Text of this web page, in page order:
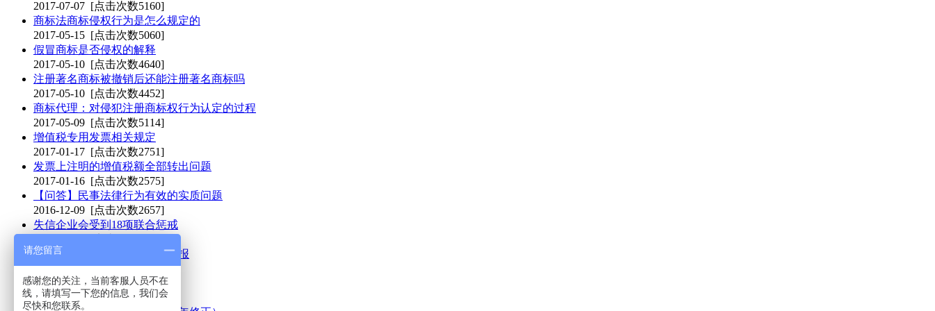
2017-07-07 [点击次数5160]
商标法商标侵权行为是怎么规定的
2017-05-15 [点击次数5060]
假冒商标是否侵权的解释
2017-05-10 [点击次数4640]
注册著名商标被撤销后还能注册著名商标吗
2017-05-10 [点击次数4452]
商标代理：对侵犯注册商标权行为认定的过程
2017-05-09 [点击次数5114]
增值税专用发票相关规定
2017-01-17 [点击次数2751]
发票上注明的增值税额全部转出问题
2017-01-16 [点击次数2575]
【问答】民事法律行为有效的实质问题
2016-12-09 [点击次数2657]
失信企业会受到18项联合惩戒
2016年武侯区科技计划项目申报
2016-06-14[点击次数4364]
“电子商标”重出江湖为骗钱
2014-06-27[点击次数5676]
请您留言
感谢您的关注，当前客服人员不在
线，请填写一下您的信息，我们会
尽快和您联系。